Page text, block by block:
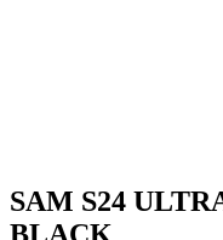
SAM S24